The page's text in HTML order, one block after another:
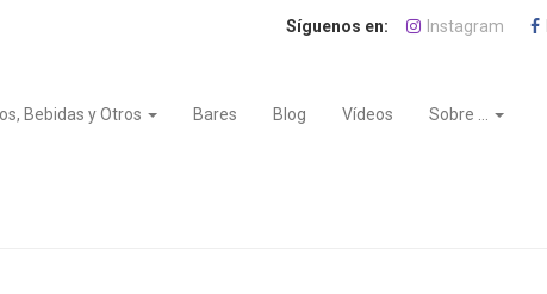
Instagram
Bebidas y Otros Bares Blog Vídeos Sobre ...